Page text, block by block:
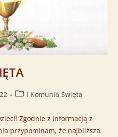
I Komunia Święta
Zgodnie z informacją z
przypominam, że najbliższa